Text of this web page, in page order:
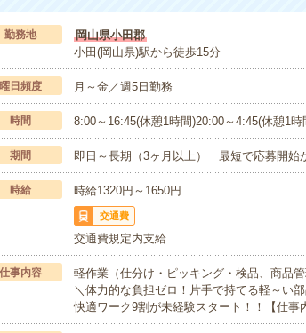
勤務地
岡山県小田郡
小田(岡山県)駅から徒歩15分
曜日頻度 月～金／週5日勤務
時間 8:00～16:45(休憩1時間)20:00～4:45(休憩1時
期間 即日～長期（3ヶ月以上） 最短で応募開始
時給 時給1320円～1650円
交通費
交通費規定内支給
仕事内容
軽作業（仕分け・ピッキング・検品、商品管
＼体力的な負担ゼロ！片手で持てる軽～い
快適ワーク9割が未経験スタート！！【仕事